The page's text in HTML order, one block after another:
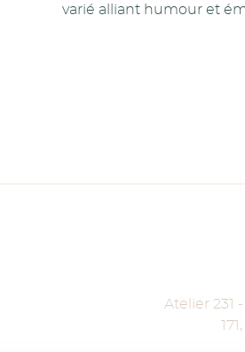
varié alliant humour et
Atelier 231